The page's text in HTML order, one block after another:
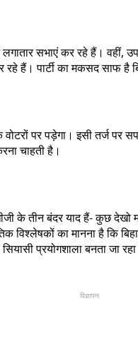
सभाएं कर रहे हैं।
हैं। पार्टी का मकसद साफ है
पर पड़ेगा। इसी तर्ज
चाहती है।
के तीन बंदर याद हैं- कुछ
विश्लेषकों का मानना है
प्रयोगशाला बनता जा
विज्ञापन